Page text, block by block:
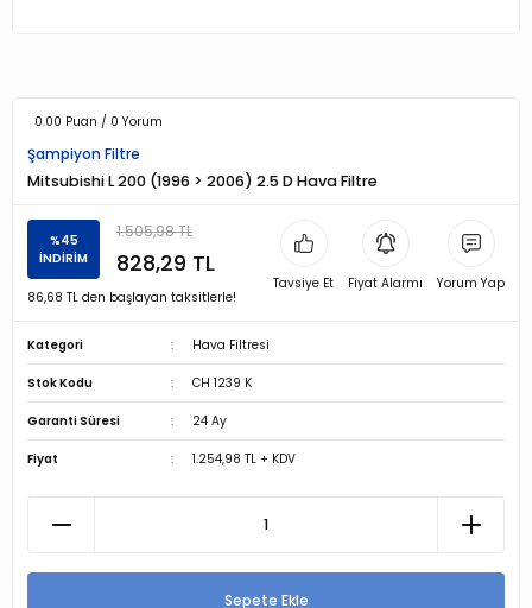
0.00 Puan / 0 Yorum
Şampiyon Filtre
Mitsubishi L 200 (1996 > 2006) 2.5 D Hava Filtre
%45
İNDİRİM
1.505,98 TL
828,29 TL
86,68 TL den başlayan taksitlerle!
Tavsiye Et Fiyat Alarmı Yorum Yap
Kategori Hava Filtresi
Stok Kodu CH 1239 K
Garanti Süresi 24 Ay
Fiyat 1.254,98 TL + KDV
Sepete Ekle